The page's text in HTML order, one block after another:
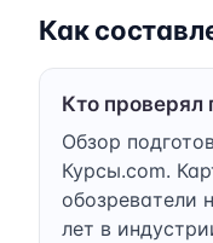
Как
Кто
Обзор
Курсы.com.
обозреватели
лет в